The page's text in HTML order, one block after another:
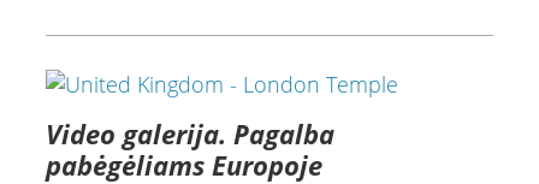
Video galerija. Pagalba
pabėgėliams Europoje